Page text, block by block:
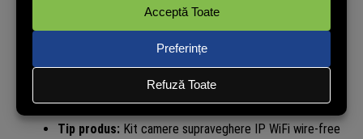
IP65:
Producator:TP-Link
Model:Tapo C410 4-Pack
Tip produs: Kit camere supraveghere IP WiFi wire-free